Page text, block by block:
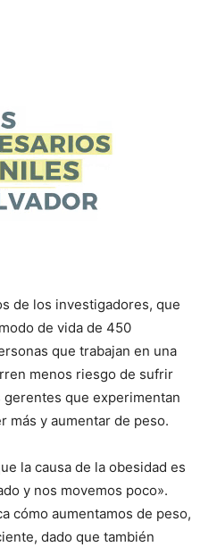
de los investigadores, que
de vida de 450
que trabajan en una
menos riesgo de sufrir
que experimentan
más y aumentar de peso.
la causa de la obesidad es
y nos movemos poco».
cómo aumentamos de peso,
dado que también